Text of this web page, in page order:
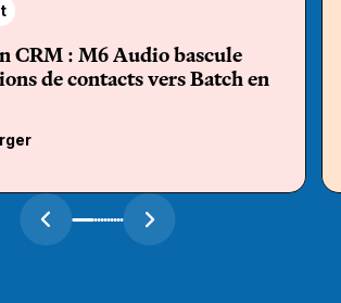
CRM : M6 Audio bascule
de contacts vers Batch en